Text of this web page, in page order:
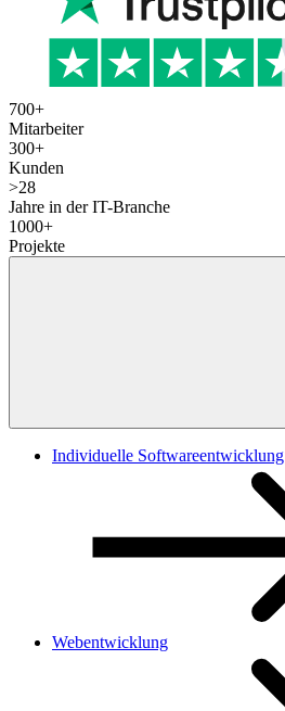
700+
Mitarbeiter
300+
Kunden
>28
Jahre in der IT-Branche
1000+
Projekte
Individuelle Softwareentwicklung
Webentwicklung